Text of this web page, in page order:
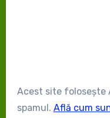
Acest site folosește
spamul. Află cum